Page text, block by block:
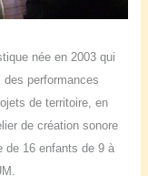
née en 2003 qui
performances
de territoire, en
de création sonore
de 16 enfants de 9 à